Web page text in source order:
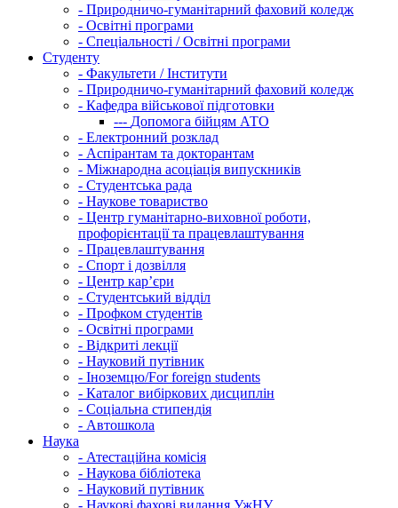
- Природничо-гуманітарний фаховий коледж
- Освітні програми
- Спеціальності / Освітні програми
Студенту
- Факультети / Інститути
- Природничо-гуманітарний фаховий коледж
- Кафедра військової підготовки
--- Допомога бійцям АТО
- Електронний розклад
- Аспірантам та докторантам
- Міжнародна асоціація випускників
- Студентська рада
- Наукове товариство
- Центр гуманітарно-виховної роботи,
профорієнтації та працевлаштування
- Працевлаштування
- Спорт і дозвілля
- Центр кар’єри
- Студентський відділ
- Профком студентів
- Освітні програми
- Відкриті лекції
- Науковий путівник
- Іноземцю/For foreign students
- Каталог вибіркових дисциплін
- Соціальна стипендія
- Автошкола
Наука
- Атестаційна комісія
- Наукова бібліотека
- Науковий путівник
- Наукові фахові видання УжНУ